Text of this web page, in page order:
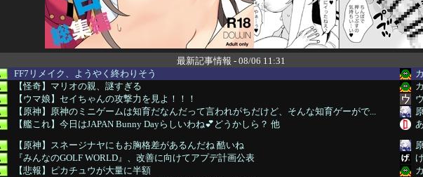
最新記事情報 - 08/06 11:31
FF7リメイク、ようやく終わりそう
【怪奇】マリオの親、謎すぎる
【ウマ娘】セイちゃんの攻撃力を見よ！！！
【原神】原神のミニゲームは知育だなんだって言われがちだけど、そんな知育ゲーがで...
【艦これ】今日はJAPAN Bunny Dayらしいわね💕どうかしら？ 他
【原神】スネージナヤにもお胸格差があるんだね 酷いね
『みんなのGOLF WORLD』、改善に向けてアプデ計画公表
【悲報】ピカチュウが大量に半額